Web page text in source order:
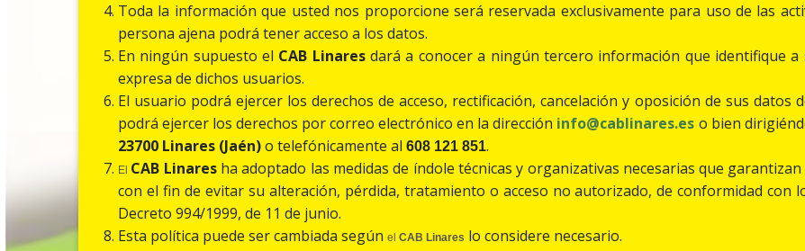
Toda la información que usted nos proporcione será reservada exclusivamente para uso de las
persona ajena podrá tener acceso a los datos.
En ningún supuesto el CAB Linaresdará a conocer a ningún tercero información que identifique
expresa de dichos usuarios.
El usuario podrá ejercer los derechos de acceso, rectificación, cancelación y oposición de sus datos
podrá ejercer los derechos por correo electrónico en la dirección info@cablinares.es o bien
23700 Linares (Jaén)o telefónicamente al 608 121 851.
El CAB Linaresha adoptado las medidas de índole técnicas y organizativas necesarias que
con el fin de evitar su alteración, pérdida, tratamiento o acceso no autorizado, de conformidad con
Decreto 994/1999, de 11 de junio.
Esta política puede ser cambiada según el CAB Linares lo considere necesario.